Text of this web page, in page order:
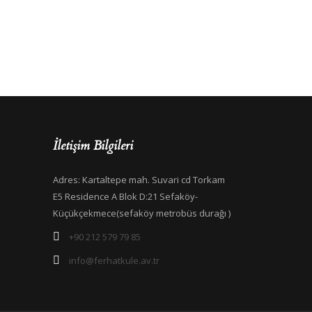
İletişim Bilgileri
Adres: Kartaltepe mah. Suvari cd Torkam
E5 Residence A Blok D:21 Sefaköy-
Küçükçekmece(sefaköy metrobüs durağı )
+90 212 579 79 85
info@ferhatkule.av.tr